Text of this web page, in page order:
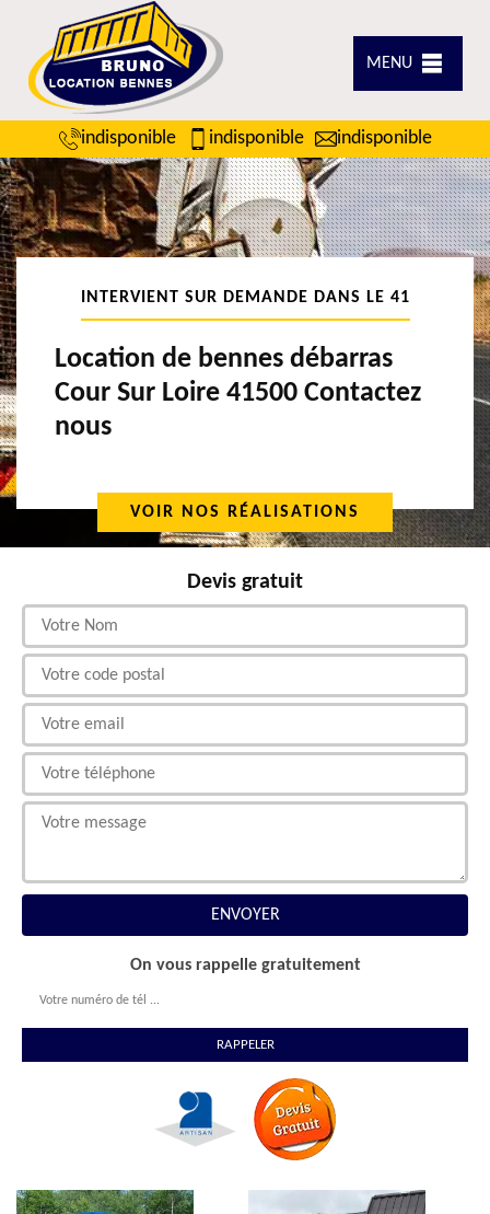
MENU
indisponible indisponible indisponible
INTERVIENT SUR DEMANDE DANS LE 41
Location de bennes débarras
Cour Sur Loire 41500 Contactez
nous
VOIR NOS RÉALISATIONS
Devis gratuit
On vous rappelle gratuitement